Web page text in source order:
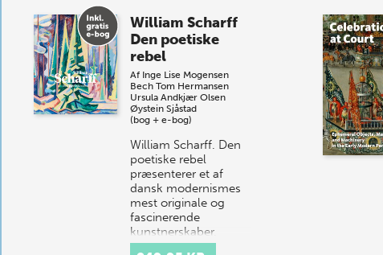
William Scharff
Den poetiske
rebel
Af Inge Lise Mogensen
Bech Tom Hermansen
Ursula Andkjær Olsen
Øystein Sjåstad
(bog + e-bog)
William Scharff. Den
poetiske rebel
præsenterer et af
dansk modernismes
mest originale og
fascinerende
kunstnerskaber.
Gennem artikler,